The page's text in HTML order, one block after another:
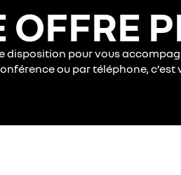
disposition pour vous
ou par téléphone, c’est